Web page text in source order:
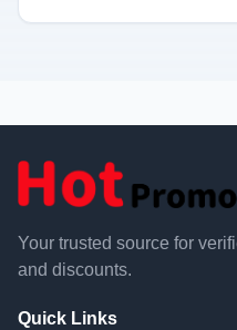
Your trusted source for
and discounts.
Quick Links